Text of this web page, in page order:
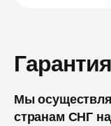
Мы
странам СНГ